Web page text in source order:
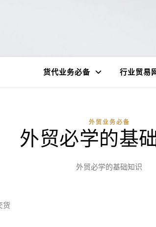
货代业务必备 行业贸易
外贸业务必备
外贸必学的基
外贸必学的基础知识
货